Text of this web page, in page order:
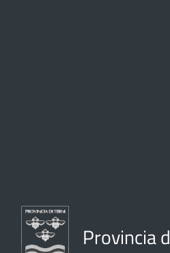
Provincia